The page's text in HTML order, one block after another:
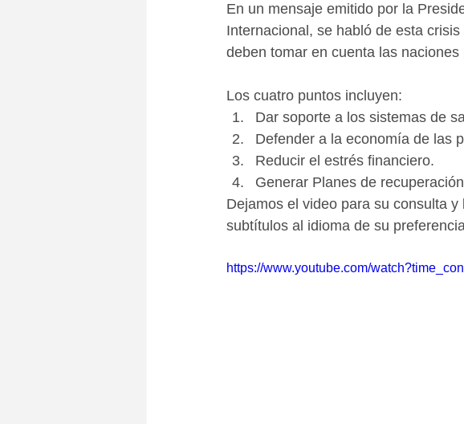
En un mensaje emitido por la
Internacional, se habló de esta
deben tomar en cuenta las
Los cuatro puntos incluyen:
Dar soporte a los sistemas de
Defender a la economía de las
Reducir el estrés financiero.
Generar Planes de
Dejamos el video para su consulta
subtítulos al idioma de su
https://www.youtube.com/